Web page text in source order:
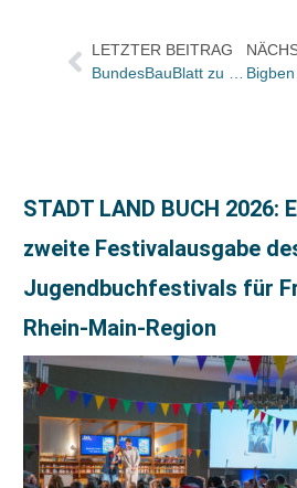
LETZTER BEITRAG
STADT LAND BUCH 2026:
zweite Festivalausgabe
Jugendbuchfestivals für
Rhein-Main-Region